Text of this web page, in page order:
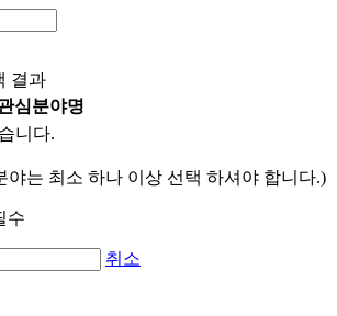
결과
심분야명
니다.
야는 최소 하나 이상 선택 하셔야 합니다.)
취소